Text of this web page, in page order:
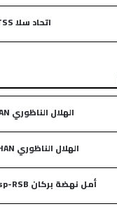
اتحاد سلا TSS
الهلال الناظوري HAN
الهلال الناظوري HAN
أمل نهضة بركان Esp-RSB